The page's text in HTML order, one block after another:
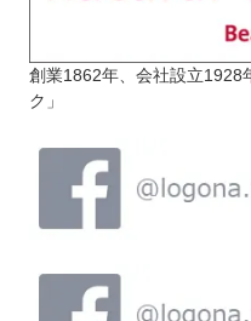
創業1862年、会社設立1928
ク」